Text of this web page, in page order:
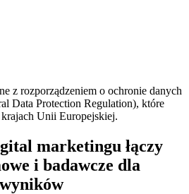
z rozporządzeniem o ochronie danych
Data Protection Regulation), które
Unii Europejskiej.
marketingu łączy
i badawcze dla